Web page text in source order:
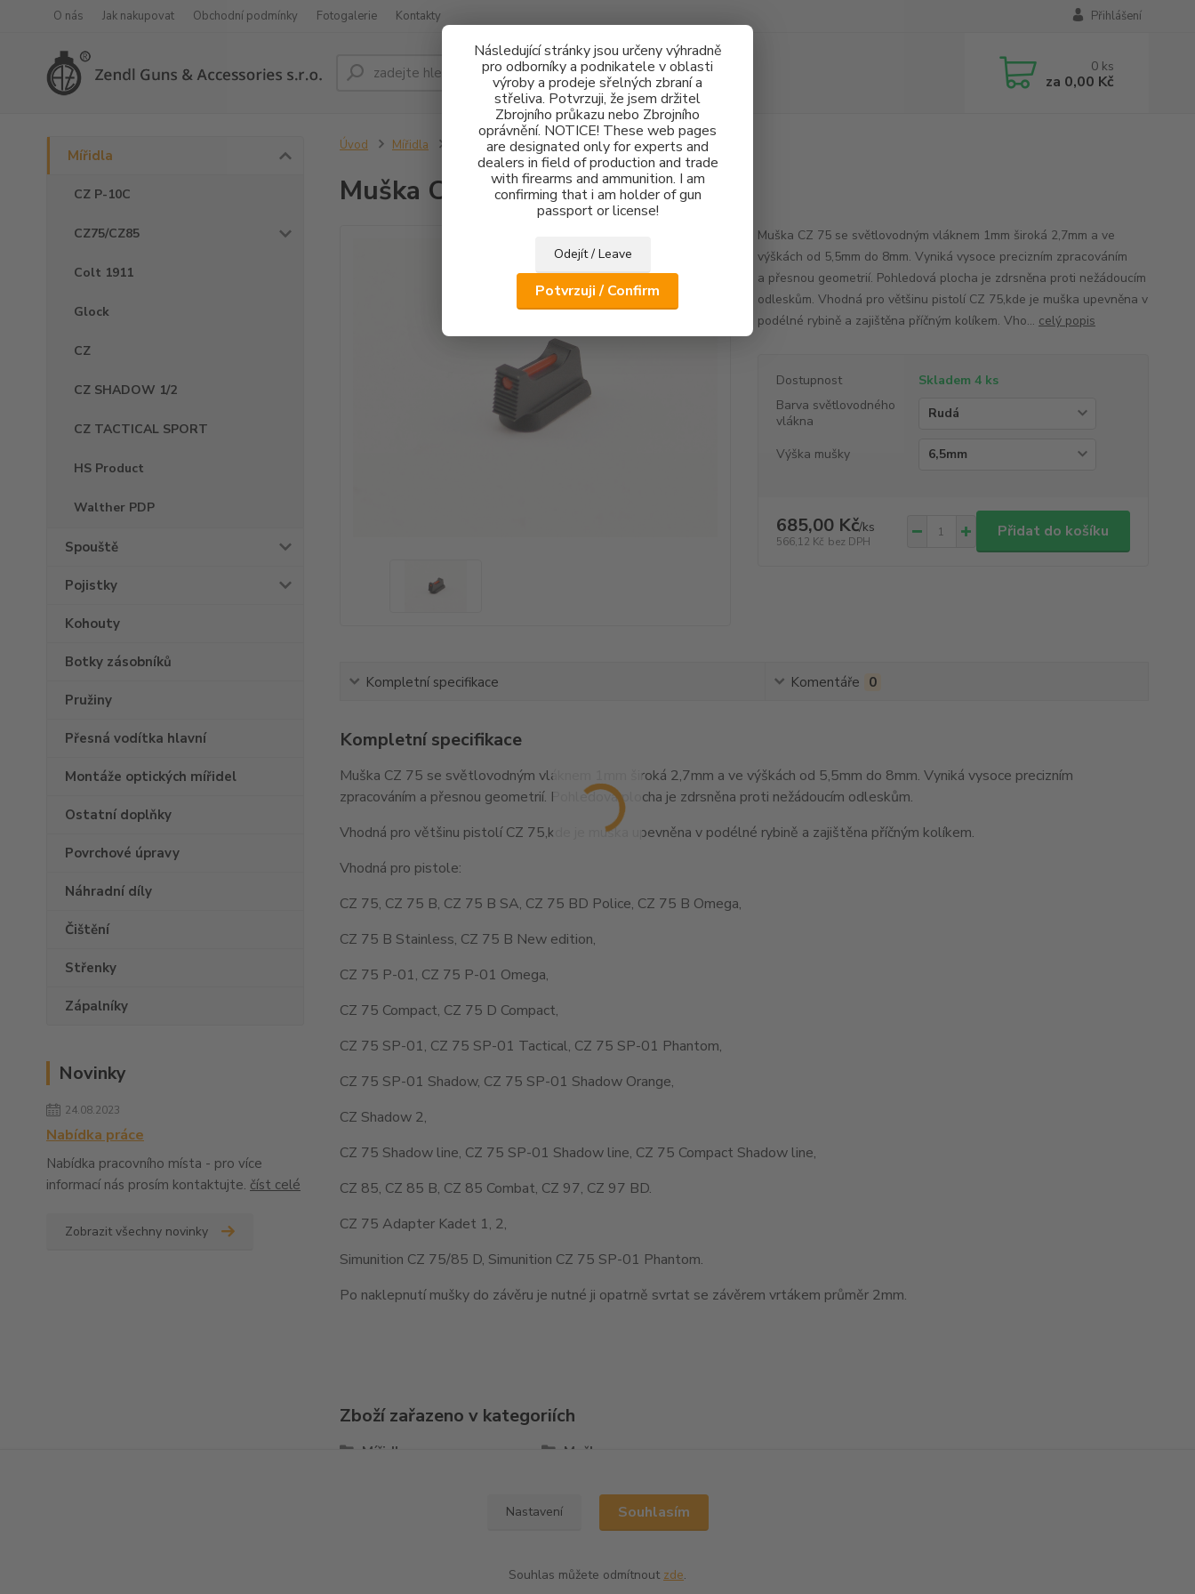
Následující stránky jsou určeny výhradně
pro odborníky a podnikatele v oblasti
výroby a prodeje sřelných zbraní a
střeliva. Potvrzuji, že jsem držitel
Zbrojního průkazu nebo Zbrojního
oprávnění. NOTICE! These web pages
are designated only for experts and
dealers in field of production and trade
with firearms and ammunition. I am
confirming that i am holder of gun
passport or license!
Odejít / Leave
Potvrzuji / Confirm
O nás Jak nakupovat Obchodní podmínky Fotogalerie Kontakty Přihlášení
Hledat 0 ks
za 0,00 Kč
Mířidla
CZ P-10C
CZ75/CZ85
Colt 1911
Glock
CZ
CZ SHADOW 1/2
CZ TACTICAL SPORT
HS Product
Walther PDP
Spouště
Pojistky
Kohouty
Botky zásobníků
Pružiny
Přesná vodítka hlavní
Montáže optických mířidel
Ostatní doplňky
Povrchové úpravy
Náhradní díly
Čištění
Střenky
Zápalníky
Novinky
24.08.2023
Nabídka práce
Nabídka pracovního místa - pro více
informací nás prosím kontaktujte. číst celé
Zobrazit všechny novinky
Úvod Mířidla Muška CZ 75 FO 1mm - 2,7mm
Muška CZ 75 FO 1mm - 2,7mm
Muška CZ 75 se světlovodným vláknem 1mm široká 2,7mm a ve
výškách od 5,5mm do 8mm. Vyniká vysoce precizním zpracováním
a přesnou geometrií. Pohledová plocha je zdrsněna proti nežádoucím
odleskům. Vhodná pro většinu pistolí CZ 75,kde je muška upevněna v
podélné rybině a zajištěna příčným kolíkem. Vho... celý popis
Dostupnost
Skladem 4 ks
Barva světlovodného
vlákna
Výška mušky
685,00 Kč/ks
566,12 Kč bez DPH
Přidat do košíku
Kompletní specifikace Komentáře 0
Kompletní specifikace
Muška CZ 75 se světlovodným vláknem 1mm široká 2,7mm a ve výškách od 5,5mm do 8mm. Vyniká vysoce precizním
zpracováním a přesnou geometrií. Pohledová plocha je zdrsněna proti nežádoucím odleskům.
Vhodná pro většinu pistolí CZ 75,kde je muška upevněna v podélné rybině a zajištěna příčným kolíkem.
Vhodná pro pistole:
CZ 75, CZ 75 B, CZ 75 B SA, CZ 75 BD Police, CZ 75 B Omega,
CZ 75 B Stainless, CZ 75 B New edition,
CZ 75 P-01, CZ 75 P-01 Omega,
CZ 75 Compact, CZ 75 D Compact,
CZ 75 SP-01, CZ 75 SP-01 Tactical, CZ 75 SP-01 Phantom,
CZ 75 SP-01 Shadow, CZ 75 SP-01 Shadow Orange,
CZ Shadow 2,
CZ 75 Shadow line, CZ 75 SP-01 Shadow line, CZ 75 Compact Shadow line,
CZ 85, CZ 85 B, CZ 85 Combat, CZ 97, CZ 97 BD.
CZ 75 Adapter Kadet 1, 2,
Simunition CZ 75/85 D, Simunition CZ 75 SP-01 Phantom.
Po naklepnutí mušky do závěru je nutné ji opatrně svrtat se závěrem vrtákem průměr 2mm.
Zboží zařazeno v kategoriích
Mířidla Mušky
Nastavení Souhlasím
Souhlas můžete odmítnout zde.